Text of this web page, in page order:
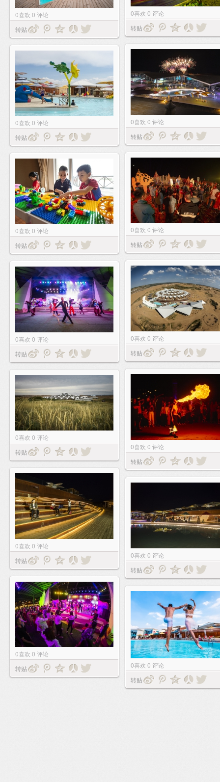
0喜欢 0 评论
转贴
0喜欢 0 评论
转贴
0喜欢 0 评论
转贴
0喜欢 0 评论
转贴
0喜欢 0 评论
转贴
0喜欢 0 评论
转贴
0喜欢 0 评论
转贴
0喜欢 0 评论
转贴
0喜欢 0 评论
转贴
0喜欢 0 评论
转贴
0喜欢 0 评论
转贴
0喜欢 0 评论
转贴
0喜欢 0 评论
转贴
0喜欢 0 评论
转贴